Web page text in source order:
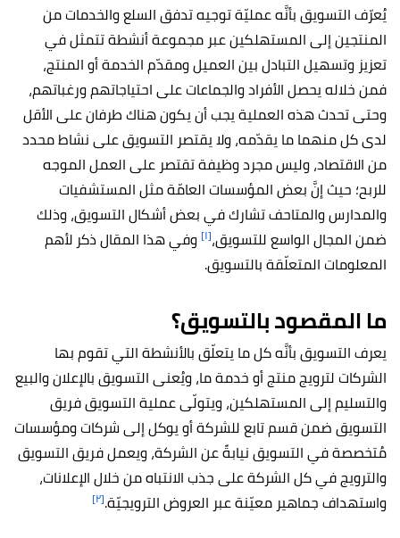
يُعرّف التسويق بأنَّه عمليّة توجيه تدفق السلع والخدمات من
المنتجين إلى المستهلكين عبر مجموعة أنشطة تتمثل في
تعزيز وتسهيل التبادل بين العميل ومقدّم الخدمة أو المنتج،
فمن خلاله يحصل الأفراد والجماعات على احتياجاتهم ورغباتهم،
وحتى تحدث هذه العملية يجب أن يكون هناك طرفان على الأقل
لدى كل منهما ما يقدّمه، ولا يقتصر التسويق على نشاط محدد
من الاقتصاد، وليس مجرد وظيفة تقتصر على العمل الموجه
للربح؛ حيث إنَّ بعض المؤسسات العامّة مثل المستشفيات
والمدارس والمتاحف تشارك في بعض أشكال التسويق، وذلك
ضمن المجال الواسع للتسويق،[١] وفي هذا المقال ذكر لأهم
المعلومات المتعلّقة بالتسويق.
ما المقصود بالتسويق؟
يعرف التسويق بأنَّه كل ما يتعلّق بالأنشطة التي تقوم بها
الشركات لترويج منتج أو خدمة ما، ويُعنى التسويق بالإعلان والبيع
والتسليم إلى المستهلكين، ويتولّى عملية التسويق فريق
التسويق ضمن قسم تابع للشركة أو يوكل إلى شركات ومؤسسات
مُتخصصة في التسويق نيابةً عن الشركة، ويعمل فريق التسويق
والترويج في كل الشركة على جذب الانتباه من خلال الإعلانات،
واستهداف جماهير معيّنة عبر العروض الترويجيّة.[٢]